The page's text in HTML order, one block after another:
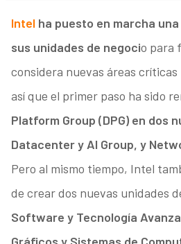
Intelha puesto en marcha
sus unidades de negocio para
considera nuevas áreas críticas
así que el primer paso ha sido
Platform Group (DPG) en dos
Datacenter y AI Group, y
Pero al mismo tiempo, Intel
de crear dos nuevas unidades
Software y Tecnología